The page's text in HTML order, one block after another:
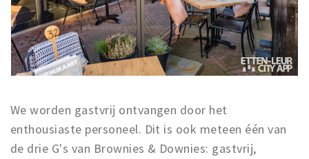
Andere City Apps
Inloggen
We worden gastvrij ontvangen door het
enthousiaste personeel. Dit is ook meteen één van
de drie G's van Brownies & Downies: gastvrij,